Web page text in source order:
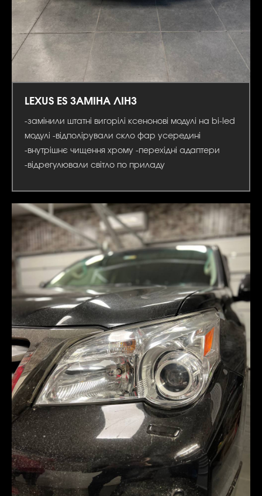
LEXUS ES ЗАМІНА ЛІНЗ
-замінили штатні вигорілі ксенонові модулі на bi-led
модулі -відполірували скло фар усередині
-внутрішнє чищення хрому -перехідні адаптери
-відрегулювали світло по приладу